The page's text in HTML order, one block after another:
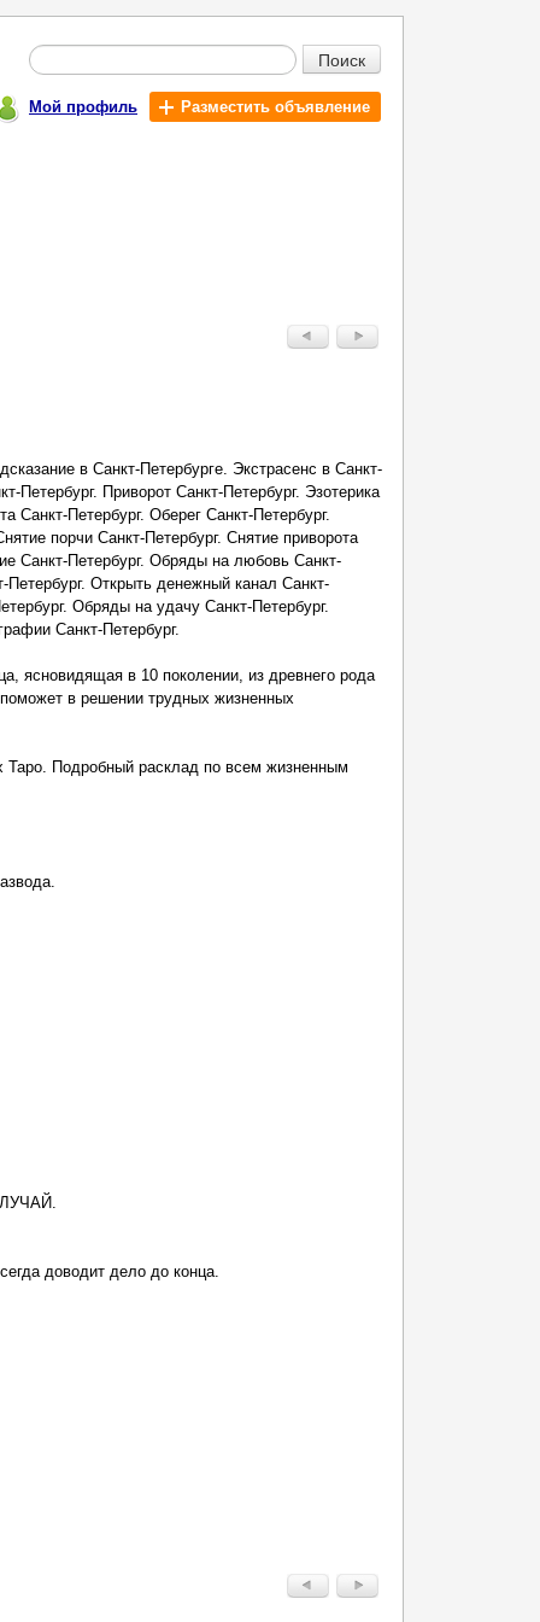
Поиск
Мой профиль Разместить объявление
в Санкт-Петербурге. Экстрасенс в Санкт-
Петербург. Приворот Санкт-Петербург. Эзотерика
Санкт-Петербург. Оберег Санкт-Петербург.
порчи Санкт-Петербург. Снятие приворота
Санкт-Петербург. Обряды на любовь Санкт-
Петербург. Открыть денежный канал Санкт-
Обряды на удачу Санкт-Петербург.
Санкт-Петербург.
ясновидящая в 10 поколении, из древнего рода
в решении трудных жизненных
Таро. Подробный расклад по всем жизненным
доводит дело до конца.